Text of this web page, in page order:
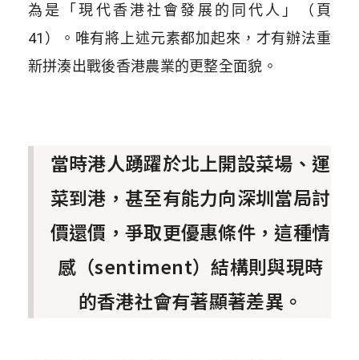
為是「現代香港社會發展的同代人」（頁
41）。唯有將上述元素都加起來，才有辦法重
新拼湊出戰後香港農業的更整全面貌。
當時港人踴躍於北上開設菜場、運
菜到港，甚至有能力向深圳當局討
價還價，爭取更優惠條件，這種情
感（sentiment）結構則與現時
的香港社會有著顯著差異。